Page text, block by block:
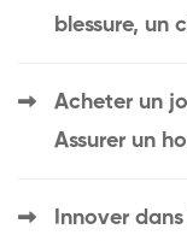
blessure, un
Acheter un
Assurer un
Innover